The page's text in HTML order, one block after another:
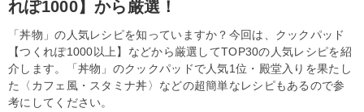
れぽ1000】から厳選！
「丼物」の人気レシピを知っていますか？今回は、クックパッド
【つくれぽ1000以上】などから厳選してTOP30の人気レシピを紹
介します。「丼物」のクックパッドで人気1位・殿堂入りを果たし
た〈カフェ風・スタミナ丼〉などの超簡単なレシピもあるので参
考にしてください。